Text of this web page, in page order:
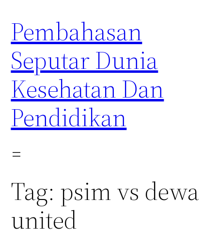
content
Pembahasan
Seputar Dunia
Kesehatan Dan
Pendidikan
Tag: psim vs dewa
united